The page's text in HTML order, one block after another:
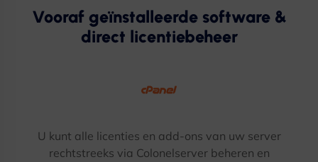
Vooraf geïnstalleerde software &
direct licentiebeheer
U kunt alle licenties en add-ons van uw server
rechtstreeks via Colonelserver beheren en